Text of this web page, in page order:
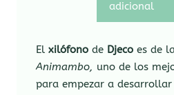
adicional
Elxilófonode Djeco es de
Animambo, uno de los
para empezar a